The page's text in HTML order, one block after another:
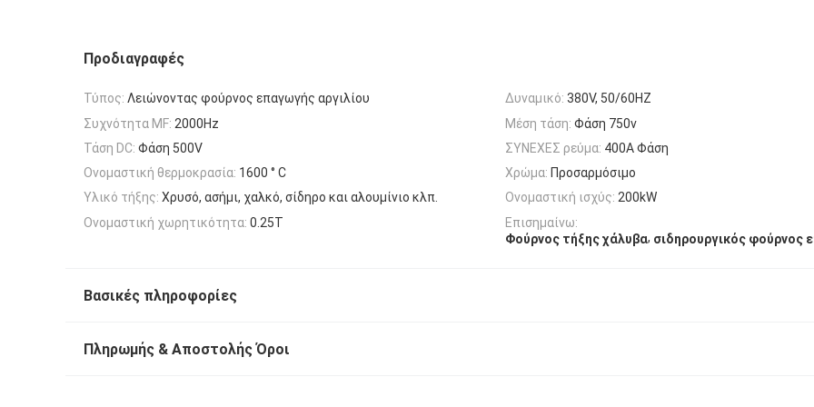
Προδιαγραφές
Τύπος: Λειώνοντας φούρνος επαγωγής αργιλίου Δυναμικό: 380V, 50/60HZ
Συχνότητα MF: 2000Hz Μέση τάση: Φάση 750v
Τάση DC: Φάση 500V ΣΥΝΕΧΕΣ ρεύμα: 400A Φάση
Ονομαστική θερμοκρασία: 1600 ° C Χρώμα: Προσαρμόσιμο
Υλικό τήξης: Χρυσό, ασήμι, χαλκό, σίδηρο και αλουμίνιο κλπ. Ονομαστική ισχύς: 200kW
Ονομαστική χωρητικότητα: 0.25Τ
Επισημαίνω:
Φούρνος τήξης χάλυβα, σιδηρουργικός φούρνος
Βασικές πληροφορίες
Πληρωμής & Αποστολής Όροι